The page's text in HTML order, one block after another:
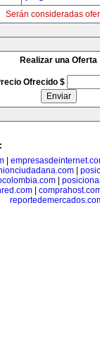
Serán consideradas
Realizar una Oferta
Ofrecido $
|